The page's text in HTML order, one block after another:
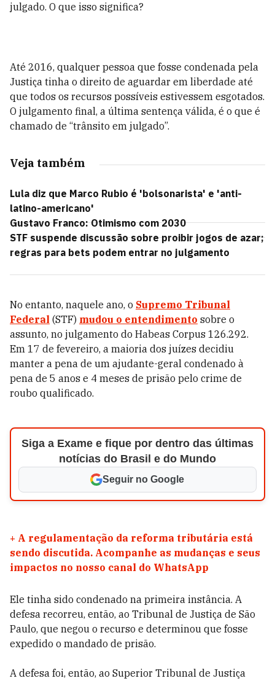
julgado. O que isso significa?
Até 2016, qualquer pessoa que fosse condenada pela
Justiça tinha o direito de aguardar em liberdade até
que todos os recursos possíveis estivessem esgotados.
O julgamento final, a última sentença válida, é o que é
chamado de “trânsito em julgado”.
Veja também
Lula diz que Marco Rubio é 'bolsonarista' e 'anti-
latino-americano'
Gustavo Franco: Otimismo com 2030
STF suspende discussão sobre proibir jogos de azar;
regras para bets podem entrar no julgamento
No entanto, naquele ano, o Supremo Tribunal
Federal (STF) mudou o entendimento sobre o
assunto, no julgamento do Habeas Corpus 126.292.
Em 17 de fevereiro, a maioria dos juízes decidiu
manter a pena de um ajudante-geral condenado à
pena de 5 anos e 4 meses de prisão pelo crime de
roubo qualificado.
Siga a Exame e fique por dentro das últimas
notícias do Brasil e do Mundo
Seguir no Google
+ A regulamentação da reforma tributária está
sendo discutida. Acompanhe as mudanças e seus
impactos no nosso canal do WhatsApp
Ele tinha sido condenado na primeira instância. A
defesa recorreu, então, ao Tribunal de Justiça de São
Paulo, que negou o recurso e determinou que fosse
expedido o mandado de prisão.
A defesa foi, então, ao Superior Tribunal de Justiça